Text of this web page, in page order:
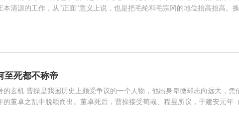
本清源的工作，从"正面"意义上说，也是把毛纶和毛宗冈的地位抬高抬高。
至死都不称帝
微却志向远大，凭借着
董卓之乱中脱颖而出。董卓死后，曹操接受荀彧、程昱所议，于建安元年